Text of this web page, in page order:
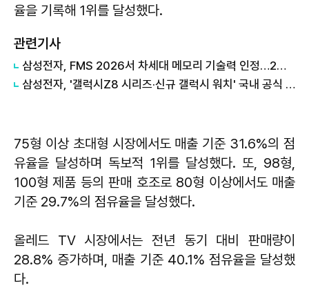
율을 기록해 1위를 달성했다.
관련기사
삼성전자, FMS 2026서 차세대 메모리 기술력 인정…2개 부문 수상
삼성전자, '갤럭시Z8 시리즈·신규 갤럭시 워치' 국내 공식 출시
75형 이상 초대형 시장에서도 매출 기준 31.6%의 점
유율을 달성하며 독보적 1위를 달성했다. 또, 98형,
100형 제품 등의 판매 호조로 80형 이상에서도 매출
기준 29.7%의 점유율을 달성했다.
올레드 TV 시장에서는 전년 동기 대비 판매량이
28.8% 증가하며, 매출 기준 40.1% 점유율을 달성했
다.